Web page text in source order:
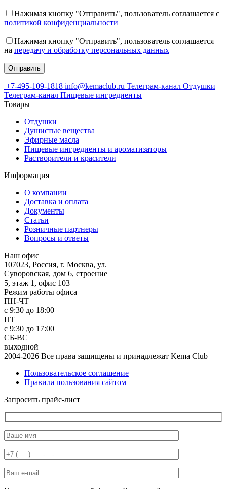
Нажимая кнопку "Отправить", пользователь соглашается с
политикой конфиденциальности
Нажимая кнопку "Отправить", пользователь соглашается
на передачу и обработку персональных данных
+7-495-109-1818 info@kemaclub.ru Телеграм-канал Отдушки
Телеграм-канал Пищевые ингредиенты
Товары
Отдушки
Душистые вещества
Эфирные масла
Пищевые ингредиенты и ароматизаторы
Растворители и красители
Информация
О компании
Доставка и оплата
Документы
Статьи
Розничные партнеры
Вопросы и ответы
Наш офис
107023, Россия, г. Москва, ул.
Суворовская, дом 6, строение
5, этаж 1, офис 103
Режим работы офиса
ПН-ЧТ
с 9:30 до 18:00
ПТ
с 9:30 до 17:00
СБ-ВС
выходной
2004-2026 Все права защищены и принадлежат Kema Club
Пользовательское соглашение
Правила пользования сайтом
Запросить прайс-лист